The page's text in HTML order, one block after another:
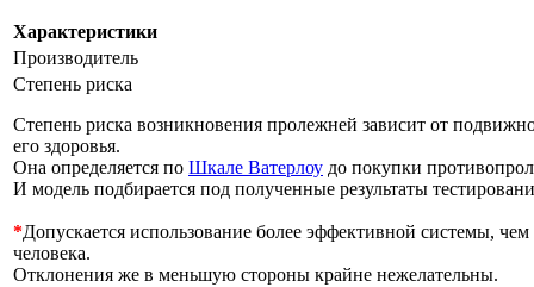
Характеристики
Производитель
Степень риска
Степень риска возникновения пролежней зависит от
его здоровья.
Она определяется по Шкале Ватерлоу до покупки
И модель подбирается под полученные результаты
*Допускается использование более эффективной системы,
человека.
Отклонения же в меньшую стороны крайне нежелательны.